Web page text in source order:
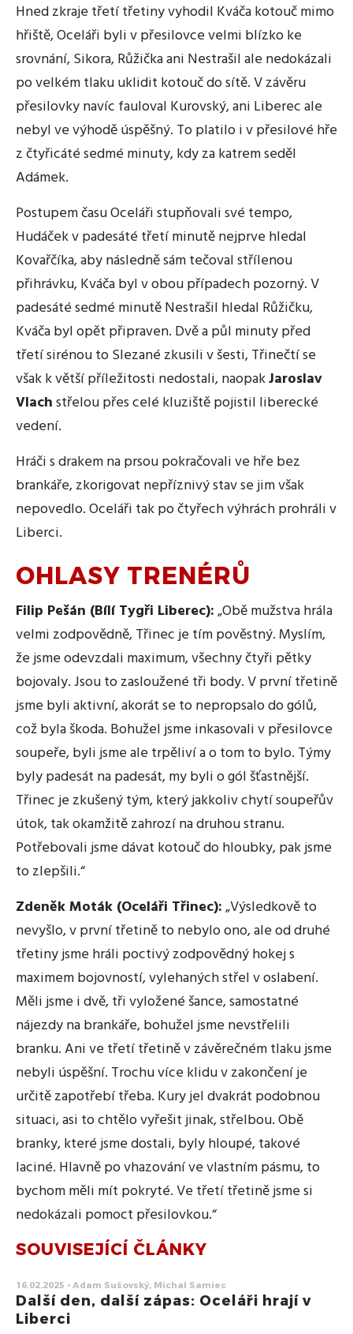
Hned zkraje třetí třetiny vyhodil Kváča kotouč mimo
hřiště, Oceláři byli v přesilovce velmi blízko ke
srovnání, Sikora, Růžička ani Nestrašil ale nedokázali
po velkém tlaku uklidit kotouč do sítě. V závěru
přesilovky navíc fauloval Kurovský, ani Liberec ale
nebyl ve výhodě úspěšný. To platilo i v přesilové hře
z čtyřicáté sedmé minuty, kdy za katrem seděl
Adámek.
Postupem času Oceláři stupňovali své tempo,
Hudáček v padesáté třetí minutě nejprve hledal
Kovařčíka, aby následně sám tečoval střílenou
přihrávku, Kváča byl v obou případech pozorný. V
padesáté sedmé minutě Nestrašil hledal Růžičku,
Kváča byl opět připraven. Dvě a půl minuty před
třetí sirénou to Slezané zkusili v šesti, Třinečtí se
však k větší příležitosti nedostali, naopakJaroslav
Vlachstřelou přes celé kluziště pojistil liberecké
vedení.
Hráči s drakem na prsou pokračovali ve hře bez
brankáře, zkorigovat nepříznivý stav se jim však
nepovedlo. Oceláři tak po čtyřech výhrách prohráli v
Liberci.
OHLASY TRENÉRŮ
Filip Pešán (Bílí Tygři Liberec):„Obě mužstva hrála
velmi zodpovědně, Třinec je tím pověstný. Myslím,
že jsme odevzdali maximum, všechny čtyři pětky
bojovaly. Jsou to zasloužené tři body. V první třetině
jsme byli aktivní, akorát se to nepropsalo do gólů,
což byla škoda. Bohužel jsme inkasovali v přesilovce
soupeře, byli jsme ale trpěliví a o tom to bylo. Týmy
byly padesát na padesát, my byli o gól šťastnější.
Třinec je zkušený tým, který jakkoliv chytí soupeřův
útok, tak okamžitě zahrozí na druhou stranu.
Potřebovali jsme dávat kotouč do hloubky, pak jsme
to zlepšili.“
Zdeněk Moták (Oceláři Třinec):„Výsledkově to
nevyšlo, v první třetině to nebylo ono, ale od druhé
třetiny jsme hráli poctivý zodpovědný hokej s
maximem bojovností, vylehaných střel v oslabení.
Měli jsme i dvě, tři vyložené šance, samostatné
nájezdy na brankáře, bohužel jsme nevstřelili
branku. Ani ve třetí třetině v závěrečném tlaku jsme
nebyli úspěšní. Trochu více klidu v zakončení je
určitě zapotřebí třeba. Kury jel dvakrát podobnou
situaci, asi to chtělo vyřešit jinak, střelbou. Obě
branky, které jsme dostali, byly hloupé, takové
laciné. Hlavně po vhazování ve vlastním pásmu, to
bychom měli mít pokryté. Ve třetí třetině jsme si
nedokázali pomoct přesilovkou.“
SOUVISEJÍCÍ ČLÁNKY
16.02.2025 • Adam Sušovský, Michal Samiec
Další den, další zápas: Oceláři hrají v
Liberci